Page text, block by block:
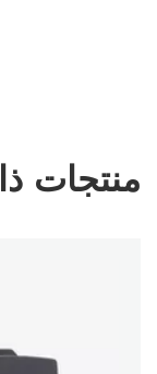
منتجات